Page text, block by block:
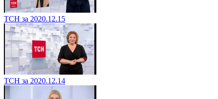
ТСН за 2020.12.15
ТСН за 2020.12.14